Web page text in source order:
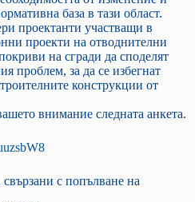
база в тази област.
проектанти участващи в
проекти на отводнителни
на сгради да споделят
проблем, за да се избегнат
конструкции от
внимание следната анкета.
с попълване на